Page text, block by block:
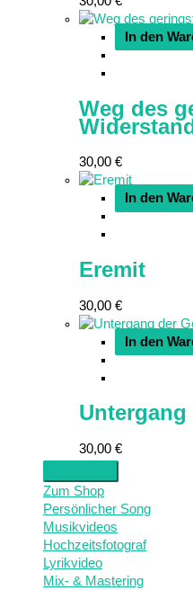
In den
Weg des
30,00 €
In den
Eremit
30,00 €
In den
30,00 €
Zum Shop
Persönlicher Song
Musikvideos
Hochzeitsfotograf
Lyrikvideo
Mix- & Mastering